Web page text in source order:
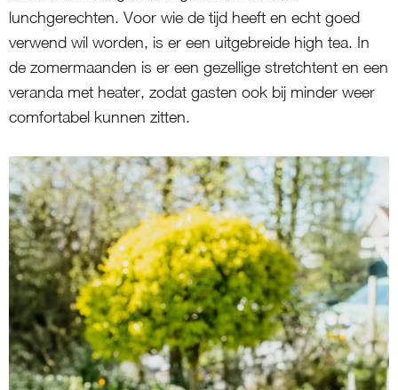
lunchgerechten. Voor wie de tijd heeft en echt goed
verwend wil worden, is er een uitgebreide high tea. In
de zomermaanden is er een gezellige stretchtent en een
veranda met heater, zodat gasten ook bij minder weer
comfortabel kunnen zitten.